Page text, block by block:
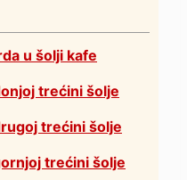
u šolji kafe
trećini šolje
trećini šolje
trećini šolje